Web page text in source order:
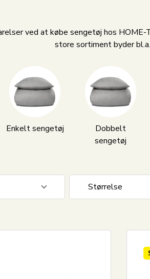
ved at købe sengetøj hos
store sortiment byder
Enkelt sengetøj
Dobbelt
sengetøj
Størrelse